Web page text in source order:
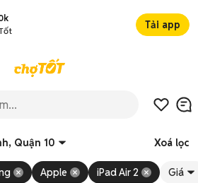
Tải app
Quận 10 Xoá lọc
Apple iPad Air 2 Giá